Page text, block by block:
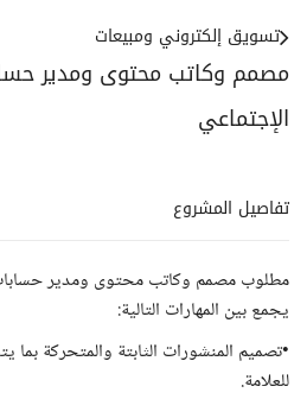
مصمم وكاتب محتوى ومدير
الإجتماعي
تسويق إلكتروني ومبيعات
تفاصيل المشروع
مطلوب مصمم وكاتب محتوى ومدير
يجمع بين المهارات التالية:
•تصميم المنشورات الثابتة والمتحركة بما
للعلامة.